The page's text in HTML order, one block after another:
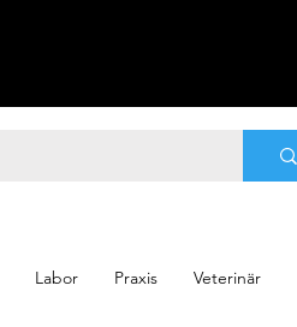
Labor Praxis Veterinär